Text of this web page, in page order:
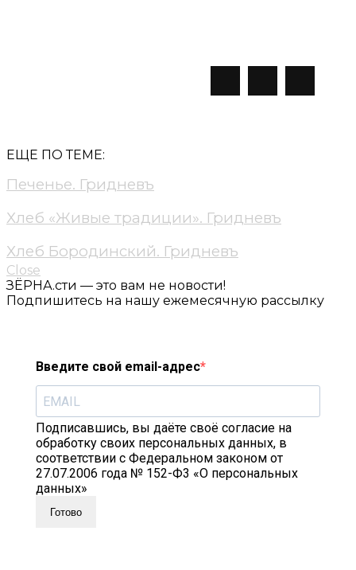
ЕЩЕ ПО ТЕМЕ:
Печенье. Гридневъ
Хлеб «Живые традиции». Гридневъ
Хлеб Бородинский. Гридневъ
Close
ЗЁРНА.сти — это вам не новости!
Подпишитесь на нашу ежемесячную рассылку
Введите свой email-адрес
Подписавшись, вы даёте своё согласие на
обработку своих персональных данных, в
соответствии с Федеральном законом от
27.07.2006 года № 152-Ф3 «О персональных
данных»
Готово